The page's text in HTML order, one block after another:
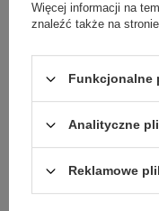
Więcej informacji na
znaleźć także na stronie
Funkcjonalne
Analityczne
Reklamowe